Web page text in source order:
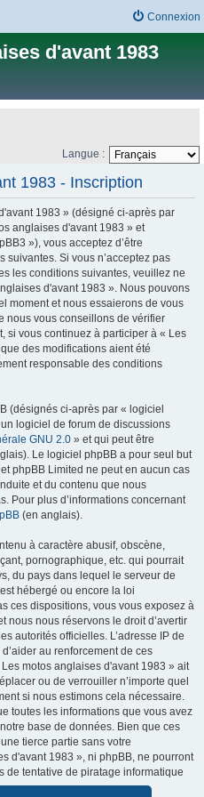
Connexion
d'avant 1983
Langue :
1983 - Inscription
1983 » (désigné ci-après par
anglaises d'avant 1983 » et
»), vous acceptez d’être
suivantes. Si vous n’acceptez pas
les conditions suivantes, veuillez ne
d'avant 1983 ». Nous pouvons
moment et nous essaierons de vous
nous vous conseillons de vérifier
si vous continuez à participer à « Les
des modifications aient été
responsable des conditions
(désignés ci-après par « logiciel
logiciel de forum de discussions
GNU 2.0 » et qui peut être
Le logiciel phpBB a pour seul but
phpBB Limited ne peut en aucun cas
et du contenu que nous
Pour plus d’informations concernant
(en anglais).
à caractère abusif, obscène,
pornographique, etc. qui pourrait
du pays dans lequel le serveur de
hébergé ou encore la loi
ces dispositions, vous vous exposez à
nous nous réservons le droit d’avertir
autorités officielles. L’adresse IP de
au renforcement de ces
motos anglaises d'avant 1983 » ait
ou de verrouiller n’importe quel
si nous estimons cela nécessaire.
toutes les informations que vous avez
base de données. Bien que ces
tierce partie sans votre
d'avant 1983 », ni phpBB, ne pourront
de tentative de piratage informatique